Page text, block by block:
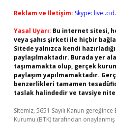
Reklam ve İletişim: Skype:
Yasal Uyarı: Bu internet sitesi,
veya şahıs şirketi ile hiçbir
Sitede yalnızca kendi
paylaşılmaktadır. Burada yer
taşımamakta olup, gerçek
paylaşım yapılmamaktadır.
benzerlikleri tamamen
taslak halindedir ve tavsiye
Sitemiz, 5651 Sayılı Kanun
Kurumu (BTK) tarafından